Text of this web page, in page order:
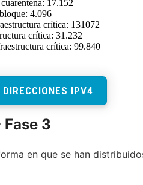
IPV4
3
en que se han